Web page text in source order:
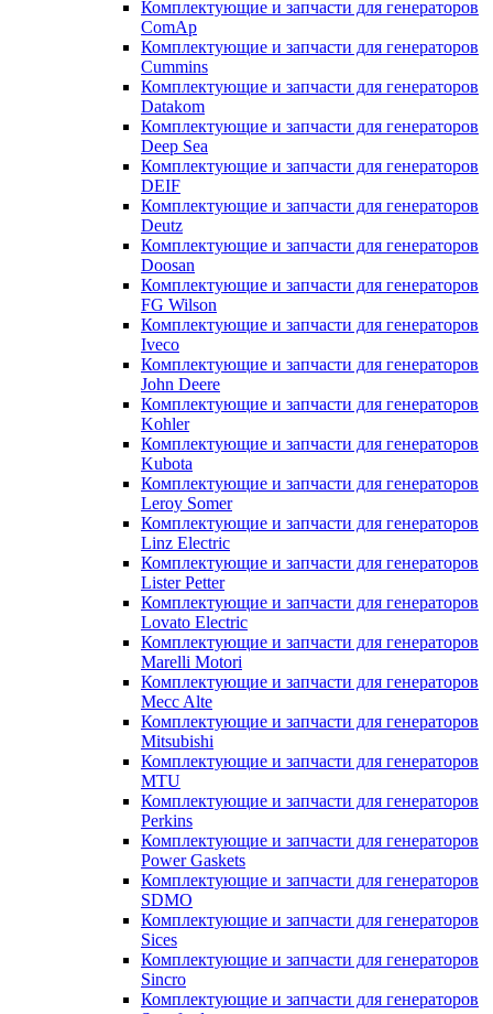
Комплектующие и запчасти для генераторов
ComAp
Комплектующие и запчасти для генераторов
Cummins
Комплектующие и запчасти для генераторов
Datakom
Комплектующие и запчасти для генераторов
Deep Sea
Комплектующие и запчасти для генераторов
DEIF
Комплектующие и запчасти для генераторов
Deutz
Комплектующие и запчасти для генераторов
Doosan
Комплектующие и запчасти для генераторов
FG Wilson
Комплектующие и запчасти для генераторов
Iveco
Комплектующие и запчасти для генераторов
John Deere
Комплектующие и запчасти для генераторов
Kohler
Комплектующие и запчасти для генераторов
Kubota
Комплектующие и запчасти для генераторов
Leroy Somer
Комплектующие и запчасти для генераторов
Linz Electric
Комплектующие и запчасти для генераторов
Lister Petter
Комплектующие и запчасти для генераторов
Lovato Electric
Комплектующие и запчасти для генераторов
Marelli Motori
Комплектующие и запчасти для генераторов
Mecc Alte
Комплектующие и запчасти для генераторов
Mitsubishi
Комплектующие и запчасти для генераторов
MTU
Комплектующие и запчасти для генераторов
Perkins
Комплектующие и запчасти для генераторов
Power Gaskets
Комплектующие и запчасти для генераторов
SDMO
Комплектующие и запчасти для генераторов
Sices
Комплектующие и запчасти для генераторов
Sincro
Комплектующие и запчасти для генераторов